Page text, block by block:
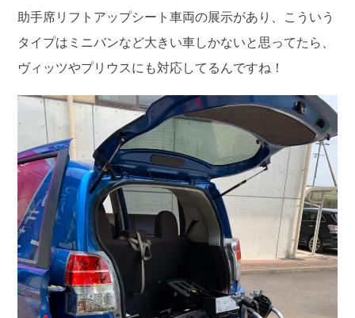
助手席リフトアップシート車両の展示があり、こういう
タイプはミニバンなど大きい車しかないと思ってたら、
ヴィッツやプリウスにも対応してるんですね！